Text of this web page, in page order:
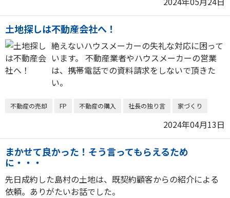
土地探しは不動産会社へ！
絶えないハウスメーカーの失礼な対応に困って
います。 不動産業者やハウスメーカーの営業
は、携帯電話での資料請求をしないで頂きた
い。
不動産の売却 FP 不動産の購入 社長の独り言 家づくり
2024年04月13日
まかせて良かった！そう言ってもらえるため
に・・・
先日成約した島村の土地は、既契約顧客からの紹介による
依頼。ありがたいお話でした。